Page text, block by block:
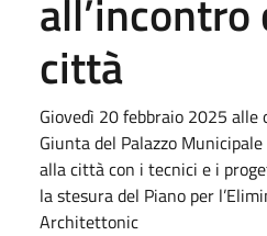
all’incontro
città
Giovedì 20 febbraio 2025 alle
Giunta del Palazzo
alla città con i tecnici e i
la stesura del Piano per
Architettonic